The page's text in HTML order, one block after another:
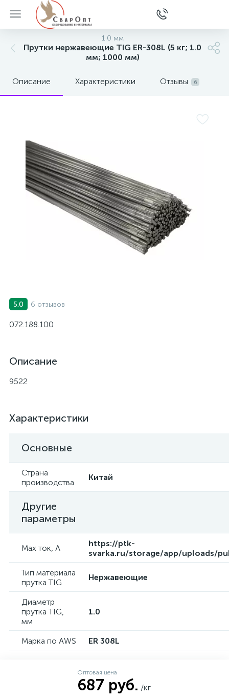
1.0 мм
Прутки нержавеющие TIG ER-308L (5 кг; 1.0
мм; 1000 мм)
Описание Характеристики Отзывы 6
5.0 6 отзывов
072.188.100
Описание
9522
Характеристики
Основные
Страна
производства
Китай
Другие
параметры
Max ток, А
https://ptk-
svarka.ru/storage/app/uploads/
Тип материала
прутка TIG
Нержавеющие
Диаметр
прутка TIG,
мм
1.0
Марка по AWS ER 308L
Оптовая цена
687 руб. /кг